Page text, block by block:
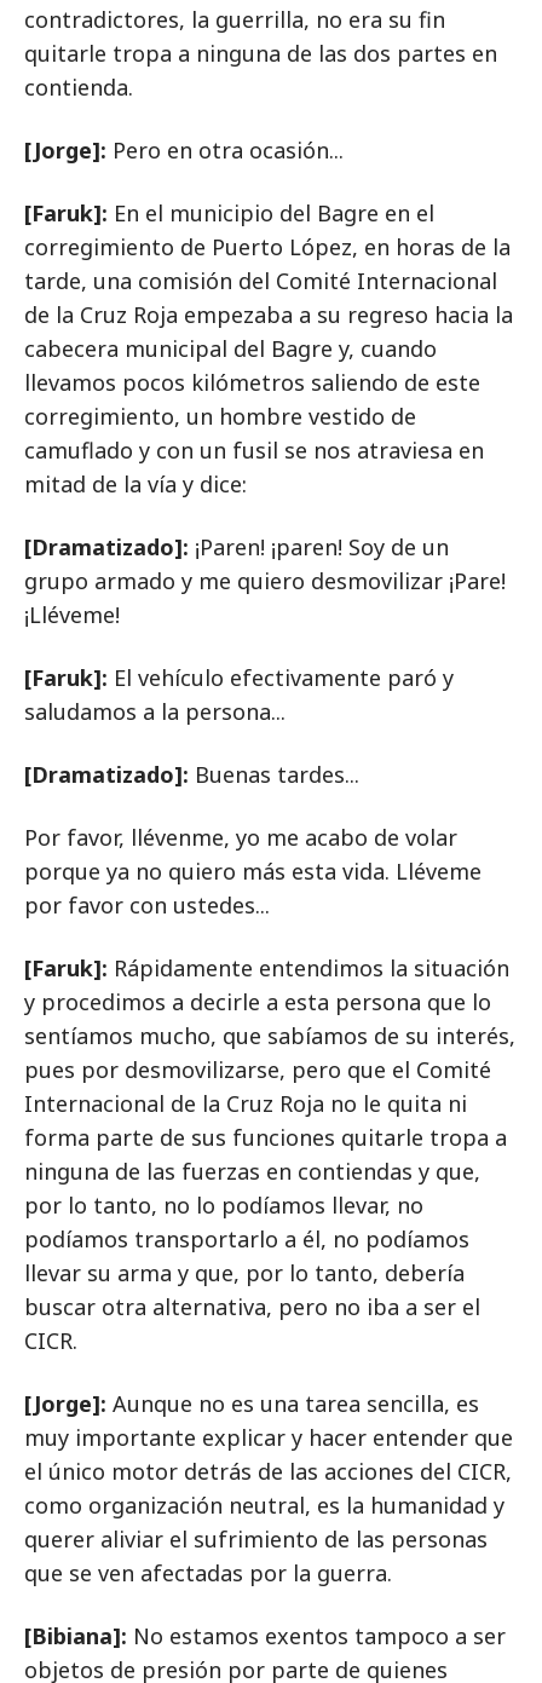
contradictores, la guerrilla, no era su fin
quitarle tropa a ninguna de las dos partes en
contienda.
[Jorge]: Pero en otra ocasión...
[Faruk]: En el municipio del Bagre en el
corregimiento de Puerto López, en horas de la
tarde, una comisión del Comité Internacional
de la Cruz Roja empezaba a su regreso hacia la
cabecera municipal del Bagre y, cuando
llevamos pocos kilómetros saliendo de este
corregimiento, un hombre vestido de
camuflado y con un fusil se nos atraviesa en
mitad de la vía y dice:
[Dramatizado]: ¡Paren! ¡paren! Soy de un
grupo armado y me quiero desmovilizar ¡Pare!
¡Lléveme!
[Faruk]: El vehículo efectivamente paró y
saludamos a la persona...
[Dramatizado]: Buenas tardes...
Por favor, llévenme, yo me acabo de volar
porque ya no quiero más esta vida. Lléveme
por favor con ustedes...
[Faruk]: Rápidamente entendimos la situación
y procedimos a decirle a esta persona que lo
sentíamos mucho, que sabíamos de su interés,
pues por desmovilizarse, pero que el Comité
Internacional de la Cruz Roja no le quita ni
forma parte de sus funciones quitarle tropa a
ninguna de las fuerzas en contiendas y que,
por lo tanto, no lo podíamos llevar, no
podíamos transportarlo a él, no podíamos
llevar su arma y que, por lo tanto, debería
buscar otra alternativa, pero no iba a ser el
CICR.
[Jorge]: Aunque no es una tarea sencilla, es
muy importante explicar y hacer entender que
el único motor detrás de las acciones del CICR,
como organización neutral, es la humanidad y
querer aliviar el sufrimiento de las personas
que se ven afectadas por la guerra.
[Bibiana]: No estamos exentos tampoco a ser
objetos de presión por parte de quienes